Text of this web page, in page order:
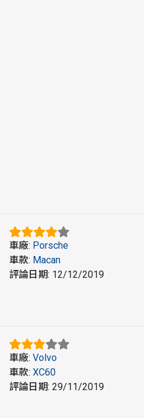
車廠: Porsche
車款: Macan
評論日期: 12/12/2019
車廠: Volvo
車款: XC60
評論日期: 29/11/2019